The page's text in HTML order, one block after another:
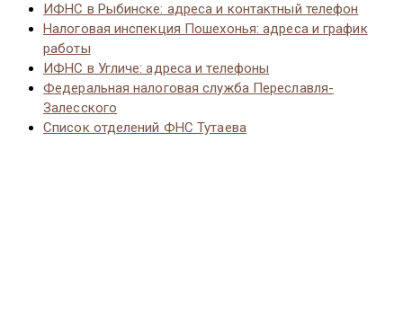
ИФНС в Рыбинске: адреса и контактный телефон
Налоговая инспекция Пошехонья: адреса и график
работы
ИФНС в Угличе: адреса и телефоны
Федеральная налоговая служба Переславля-
Залесского
Список отделений ФНС Тутаева